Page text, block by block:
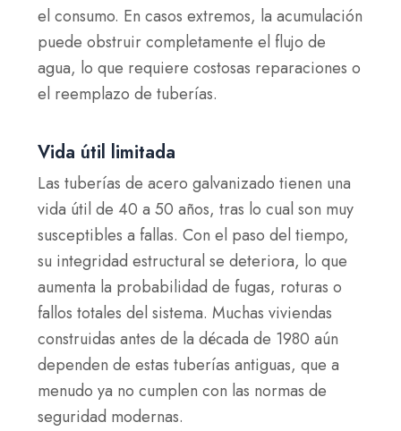
el consumo. En casos extremos, la acumulación
puede obstruir completamente el flujo de
agua, lo que requiere costosas reparaciones o
el reemplazo de tuberías.
Vida útil limitada
Las tuberías de acero galvanizado tienen una
vida útil de 40 a 50 años, tras lo cual son muy
susceptibles a fallas. Con el paso del tiempo,
su integridad estructural se deteriora, lo que
aumenta la probabilidad de fugas, roturas o
fallos totales del sistema. Muchas viviendas
construidas antes de la década de 1980 aún
dependen de estas tuberías antiguas, que a
menudo ya no cumplen con las normas de
seguridad modernas.